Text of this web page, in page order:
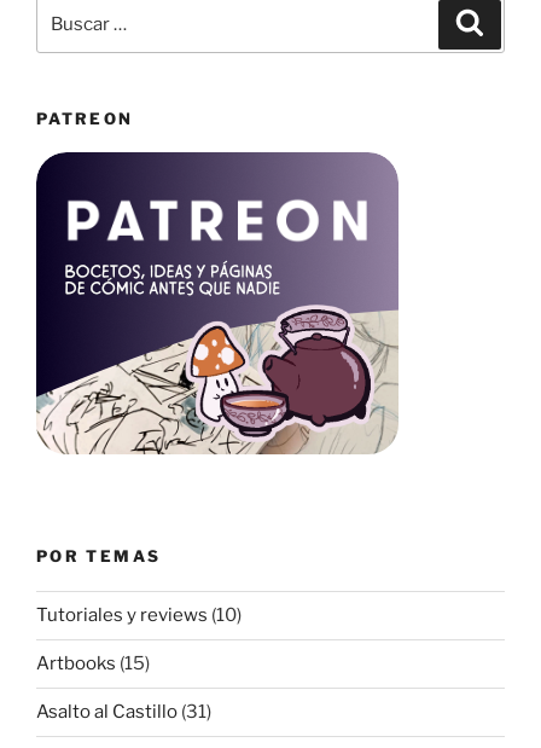
por:
PATREON
POR TEMAS
Tutoriales y reviews (10)
Artbooks (15)
Asalto al Castillo (31)